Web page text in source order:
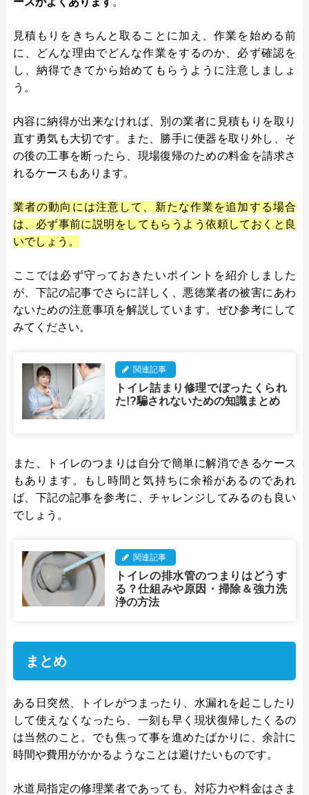
見積もりをきちんと取ることに加え、作業を始める前
に、どんな理由でどんな作業をするのか、必ず確認を
し、納得できてから始めてもらうように注意しましょ
う。
内容に納得が出来なければ、別の業者に見積もりを取り
直す勇気も大切です。また、勝手に便器を取り外し、そ
の後の工事を断ったら、現場復帰のための料金を請求さ
れるケースもあります。
業者の動向には注意して、新たな作業を追加する場合
は、必ず事前に説明をしてもらうよう依頼しておくと良
いでしょう。
ここでは必ず守っておきたいポイントを紹介しました
が、下記の記事でさらに詳しく、悪徳業者の被害にあわ
ないための注意事項を解説しています。ぜひ参考にして
みてください。
関連記事
トイレ詰まり修理でぼったくられ
た!?騙されないための知識まとめ
また、トイレのつまりは自分で簡単に解消できるケース
もあります。もし時間と気持ちに余裕があるのであれ
ば、下記の記事を参考に、チャレンジしてみるのも良い
でしょう。
関連記事
トイレの排水管のつまりはどうす
る？仕組みや原因・掃除＆強力洗
浄の方法
まとめ
ある日突然、トイレがつまったり、水漏れを起こしたり
して使えなくなったら、一刻も早く現状復帰したくるの
は当然のこと。でも焦って事を進めたばかりに、余計に
時間や費用がかかるようなことは避けたいものです。
水道局指定の修理業者であっても、対応力や料金はさま